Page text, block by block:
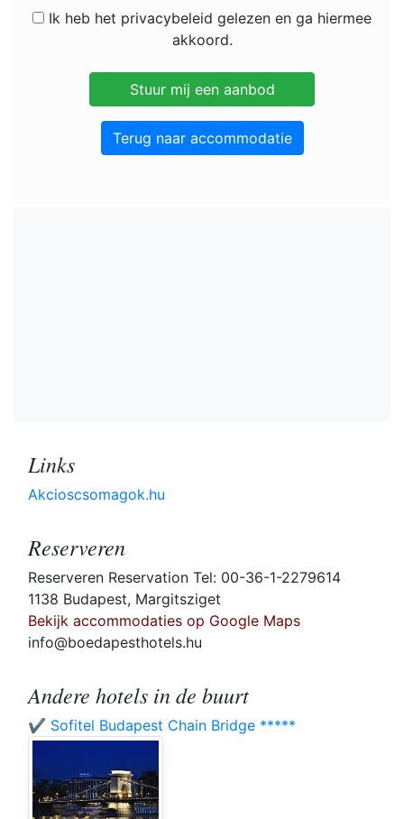
Ik heb het privacybeleid gelezen en ga hiermee
akkoord.
Terug naar accommodatie
Links
Akcioscsomagok.hu
Reserveren
Reserveren Reservation Tel: 00-36-1-2279614
1138 Budapest, Margitsziget
Bekijk accommodaties op Google Maps
info@boedapesthotels.hu
Andere hotels in de buurt
✔️ Sofitel Budapest Chain Bridge *****